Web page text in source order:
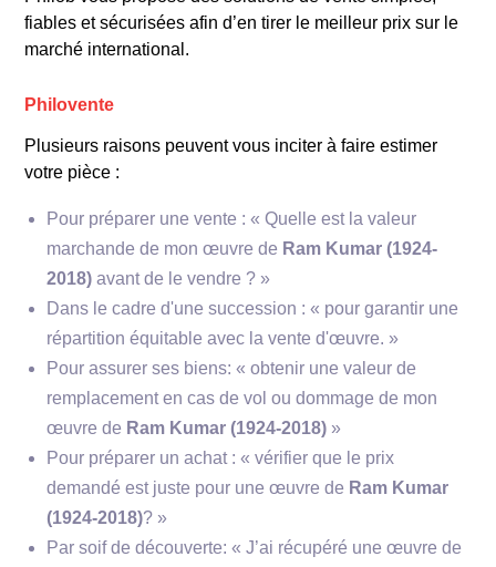
œuvres capturent l’atmosphère mystique de
la ville avec des formes épurées et des
Untitled (1970)
représentative de ses paysages spirituels,
marquée par des teintes subtiles et une
Cityscape (1950s) : Une représentation
figurative de la vie urbaine en Inde, qui mêle
modernité et chaos.
Musée National
d’Art Moderne à New Delhi
Style et techniques
fiables et sécurisées afin d’en tirer le meilleur prix sur le
marché international.
Philovente
Plusieurs raisons peuvent vous inciter à faire estimer
votre pièce :
Pour préparer une vente : « Quelle est la valeur
marchande de mon œuvre de Ram Kumar (1924-
2018) avant de le vendre ? »
Dans le cadre d'une succession : « pour garantir une
répartition équitable avec la vente d'œuvre. »
Pour assurer ses biens: « obtenir une valeur de
remplacement en cas de vol ou dommage de mon
œuvre de Ram Kumar (1924-2018) »
Pour préparer un achat : « vérifier que le prix
demandé est juste pour une œuvre de Ram Kumar
(1924-2018)? »
Par soif de découverte: « J’ai récupéré une œuvre de